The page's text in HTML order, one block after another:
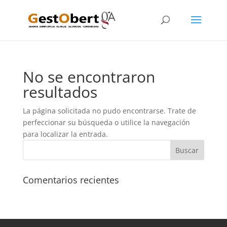
No se encontraron
resultados
La página solicitada no pudo encontrarse. Trate de
perfeccionar su búsqueda o utilice la navegación
para localizar la entrada.
Comentarios recientes